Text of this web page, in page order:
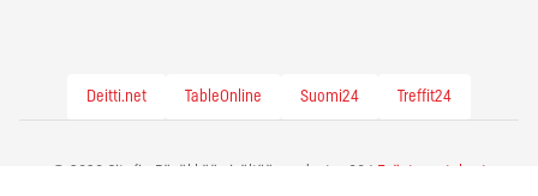
Deitti.net TableOnline Suomi24 Treffit24